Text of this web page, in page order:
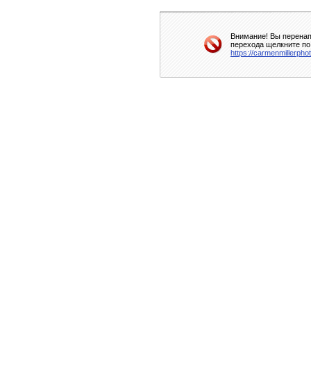
Внимание! Вы
перехода щелкните
https://